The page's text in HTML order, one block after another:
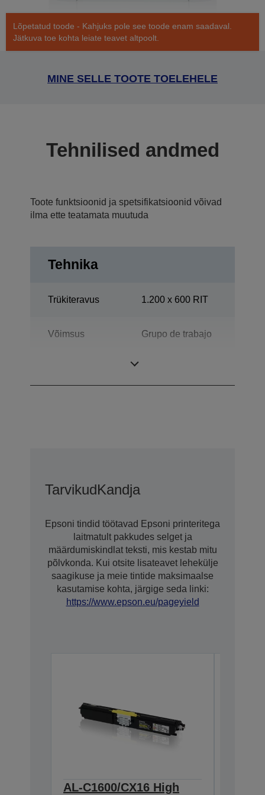
Lõpetatud toode - Kahjuks pole see toode enam saadaval.
Jätkuva toe kohta leiate teavet altpoolt.
MINE SELLE TOOTE TOELEHELE
Tehnilised andmed
Toote funktsioonid ja spetsifikatsioonid võivad
ilma ette teatamata muutuda
Tehnika
Trükiteravus 1.200 x 600 RIT
Võimsus Grupo de trabajo
TarvikudKandja
Epsoni tindid töötavad Epsoni printeritega
laitmatult pakkudes selget ja
määrdumiskindlat teksti, mis kestab mitu
põlvkonda. Kui otsite lisateavet lehekülje
saagikuse ja meie tintide maksimaalse
kasutamise kohta, järgige seda linki:
https://www.epson.eu/pageyield
AL-C1600/CX16 High